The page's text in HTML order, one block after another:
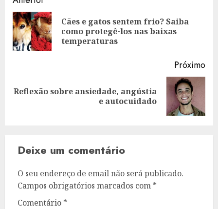
de
artigos
Cães e gatos sentem frio? Saiba
como protegê-los nas baixas
temperaturas
Próximo
Artigo
Reflexão sobre ansiedade, angústia
e autocuidado
Deixe um comentário
O seu endereço de email não será publicado.
Campos obrigatórios marcados com *
Comentário *